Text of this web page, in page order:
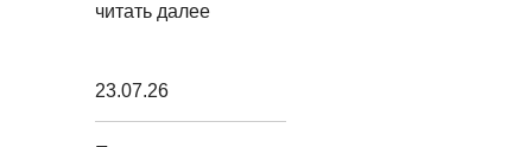
читать далее
23.07.26